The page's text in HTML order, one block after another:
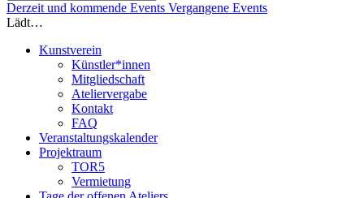
Derzeit und kommende Events Vergangene Events
Lädt…
Kunstverein
Künstler*innen
Mitgliedschaft
Ateliervergabe
Kontakt
FAQ
Veranstaltungskalender
Projektraum
TOR5
Vermietung